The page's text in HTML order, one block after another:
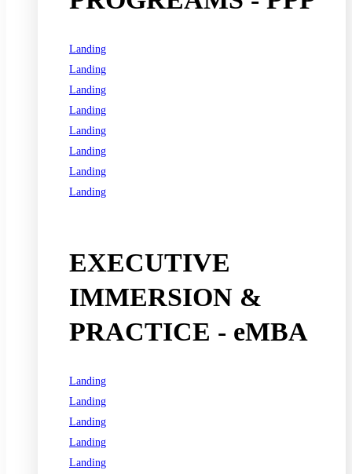
Landing
Landing
Landing
Landing
Landing
Landing
Landing
Landing
EXECUTIVE
IMMERSION &
PRACTICE - eMBA
Landing
Landing
Landing
Landing
Landing